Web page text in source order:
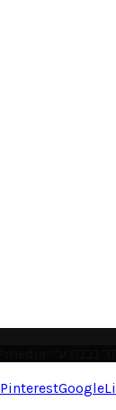
PinterestGoogle